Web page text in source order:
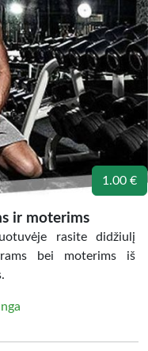
1.00 €
ir moterims
rasite didžiulį
bei moterims iš